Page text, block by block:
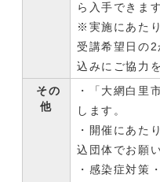
ら入手できます
※実施にあた
受講希望日の
込みにご協力
その
他
・「大網白里
します。
・開催にあた
込団体でお願
・感染症対策